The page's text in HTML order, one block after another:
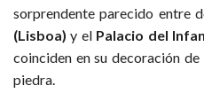
sorprendente parecido entre
(Lisboa) y el Palacio del
coinciden en su decoración
piedra.